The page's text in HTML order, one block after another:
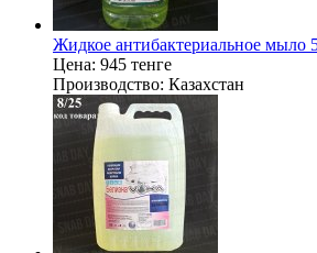
Жидкое антибактериальное мыло
Цена: 945 тенге
Производство: Казахстан